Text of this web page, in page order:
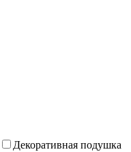
Декоративная подушка